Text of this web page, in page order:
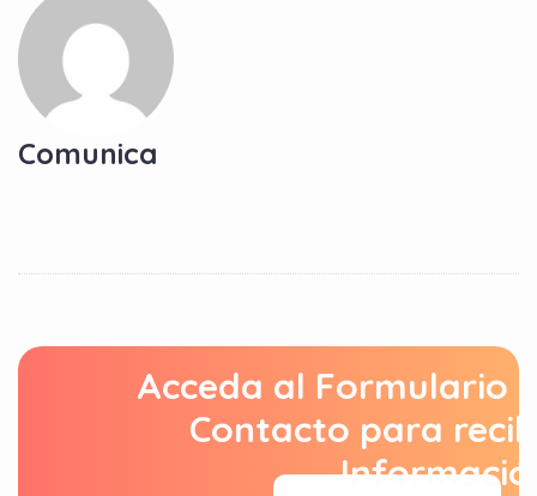
Comunica
Acceda al Formulario
Contacto para